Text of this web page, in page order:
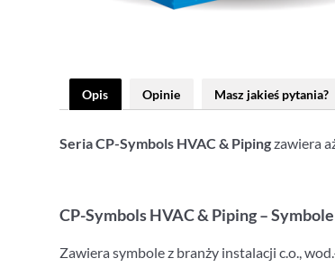
Opis Opinie Masz jakieś pytania?
Seria CP-Symbols HVAC & Pipingzawiera
CP-Symbols HVAC & Piping –
Zawiera symbole z branży instalacji c.o.,